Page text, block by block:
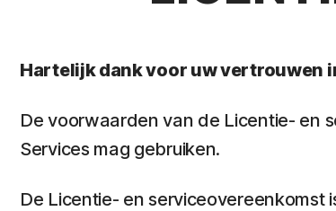
Hartelijk dank voor uw vertrouwen
De voorwaarden van de Licentie- en
Services mag gebruiken.
De Licentie- en serviceovereenkomst